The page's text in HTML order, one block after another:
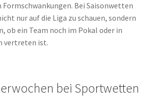
Bei Saisonwetten
nur auf die Liga zu schauen, sondern
ob ein Team noch im Pokal oder in
vertreten ist.
bei Sportwetten